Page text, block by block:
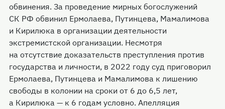
обвинения. За проведение мирных богослужений
СК РФ обвинил Ермолаева, Путинцева, Мамалимова
и Кирилюка в организации деятельности
экстремистской организации. Несмотря
на отсутствие доказательств преступления против
государства и личности, в 2022 году суд приговорил
Ермолаева, Путинцева и Мамалимова к лишению
свободы в колонии на сроки от 6 до 6,5 лет,
а Кирилюка — к 6 годам условно. Апелляция